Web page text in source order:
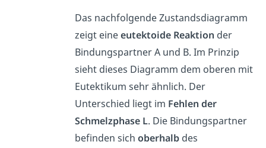
Das nachfolgende Zustandsdiagramm
zeigt eineeutektoide Reaktion der
Bindungspartner A und B. Im Prinzip
sieht dieses Diagramm dem oberen mit
Eutektikum sehr ähnlich. Der
Unterschied liegt im Fehlen der
Schmelzphase L. Die Bindungspartner
befinden sichoberhalb des